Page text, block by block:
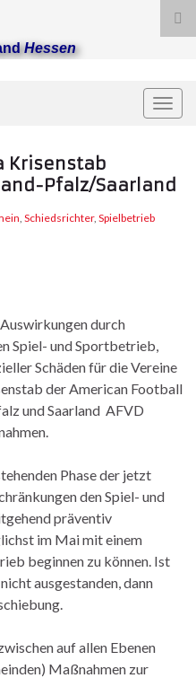
Hessen
Krisenstab
Pfalz/Saarland
, Schiedsrichter, Spielbetrieb
durch
Spiel- und Sportbetrieb,
Schäden für die Vereine
der American Football
und Saarland AFVD
Phase der jetzt
den Spiel- und
präventiv
im Mai mit einem
beginnen zu können. Ist
ausgestanden, dann
auf allen Ebenen
Maßnahmen zur